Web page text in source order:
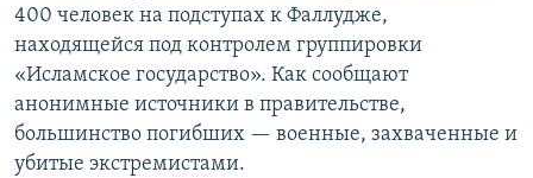
400 человек на подступах к Фаллудже,
находящейся под контролем группировки
«Исламское государство». Как сообщают
анонимные источники в правительстве,
большинство погибших — военные, захваченные и
убитые экстремистами.